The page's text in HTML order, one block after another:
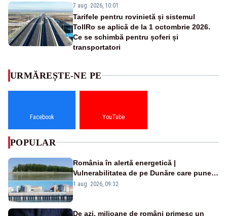
7 aug. 2026, 10:01
Tarifele pentru rovinietă și sistemul
TollRo se aplică de la 1 octombrie 2026.
Ce se schimbă pentru șoferi și
transportatori
URMĂREȘTE-NE PE
Facebook YouTube
POPULAR
România în alertă energetică |
Vulnerabilitatea de pe Dunăre care pune
în pericol Centrala Cernavodă era
1 aug. 2026, 09:32
De azi, milioane de români primesc un